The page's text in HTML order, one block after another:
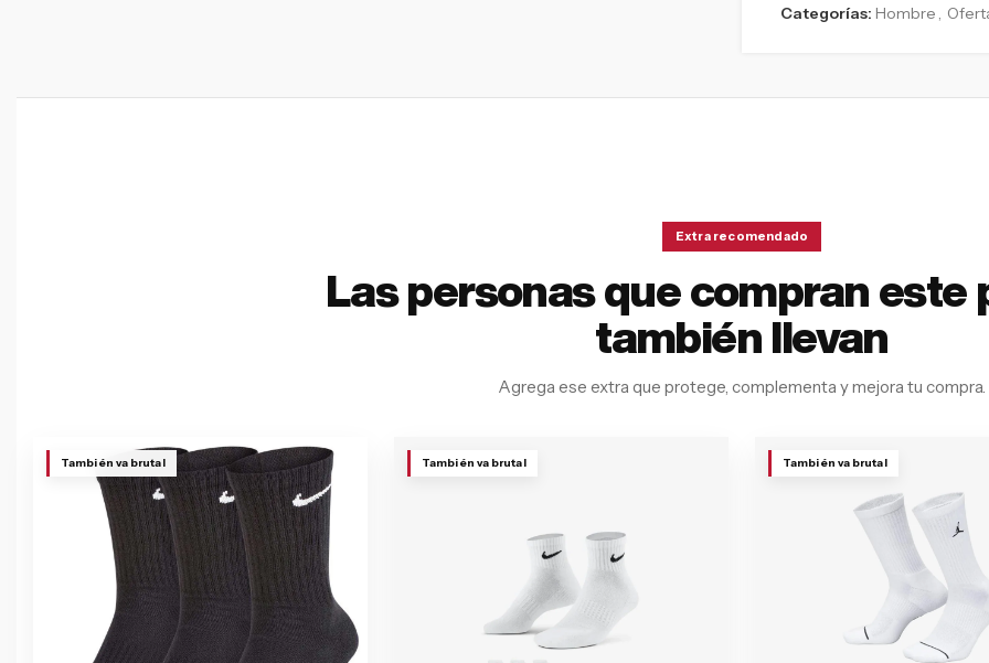
Categorías: Hombre ,
Extra recomendado
Las personas que compran este
también llevan
Agrega ese extra que protege, complementa y mejora tu compra.
También va brutal También va brutal También va brutal